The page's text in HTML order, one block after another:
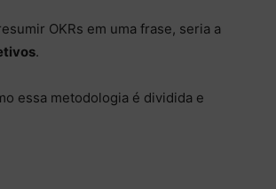
OKRs em uma frase, seria a
.
essa metodologia é dividida e